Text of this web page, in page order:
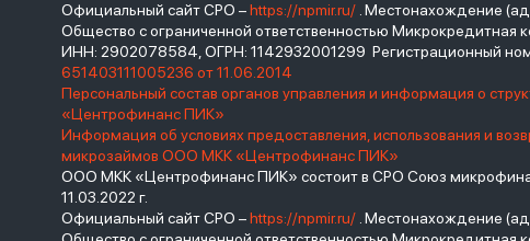
Официальный сайт СРО –https://npmir.ru/ . Местонахождение
Общество с ограниченной ответственностью
ИНН: 2902078584, ОГРН: 1142932001299 Регистрационный
651403111005236 от 11.06.2014
Персональный состав органов управления и информация о
«Центрофинанс ПИК»
Информация об условиях предоставления, использования и
микрозаймов ООО МКК «Центрофинанс ПИК»
ООО МКК «Центрофинанс ПИК» состоит в СРО Союз
11.03.2022 г.
Официальный сайт СРО –https://npmir.ru/ . Местонахождение